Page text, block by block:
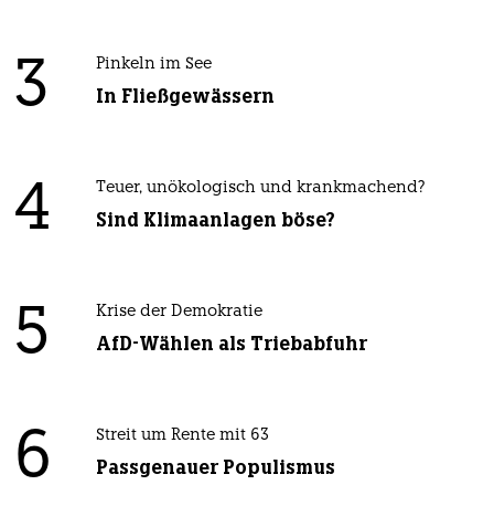
3 Pinkeln im See
In Fließgewässern
4 Teuer, unökologisch und krankmachend?
Sind Klimaanlagen böse?
5 Krise der Demokratie
AfD-Wählen als Triebabfuhr
6 Streit um Rente mit 63
Passgenauer Populismus